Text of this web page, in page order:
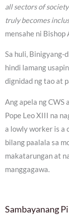
all sectors of
truly becomes
mensahe ni Bishop
Sa huli, Binigyang-
hindi lamang
dignidad ng tao at
Ang apela ng CWS
Pope Leo XIII na
a lowly worker is a
bilang paalala sa
makatarungan at
manggagawa.
Sambayanang